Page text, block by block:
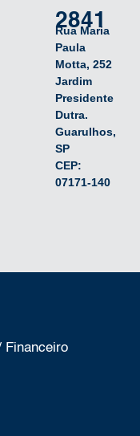
2841
Rua Maria
Paula
Motta, 252
Jardim
Presidente
Dutra.
Guarulhos,
SP
CEP:
07171-140
Financeiro